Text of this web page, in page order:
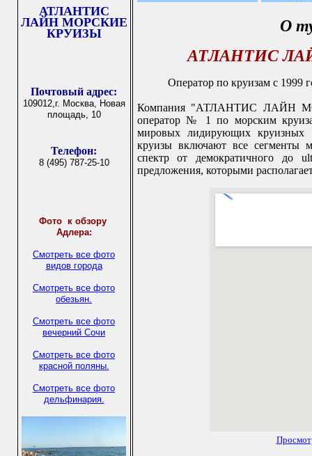
АТЛАНТИС
ЛАЙН МОРСКИЕ
КРУИЗЫ
Почтовый адрес:
109012,г. Москва, Новая
площадь, 10
Телефон:
8 (495) 787-25-10
Фото к обзору
Адлера:
Смотреть все фото
видов города
Смотреть все фото
обезьян.
Смотреть все фото
вечерний Сочи
Смотреть все фото
красной поляны.
Смотреть все фото
дельфинария.
О
АТЛАНТИС
Оператор по круизам с 1999
Компания "АТЛАНТИС ЛАЙН
оператор № 1 по морским
мировых лидирующих круизных
круизы включают все сегменты
спектр от демократичного до
предложения, которыми